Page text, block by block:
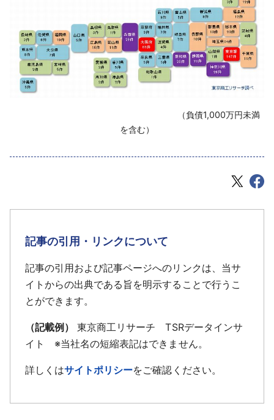
‌ （負債1,000万円未満
を含む）
記事の引用・リンクについて
記事の引用および記事ページへのリンクは、当サ
イトからの出典である旨を明示することで行うこ
とができます。
（記載例）
東京商工リサーチ TSRデータインサ
イト ※当社名の短縮表記はできません。
詳しくはサイトポリシーをご確認ください。